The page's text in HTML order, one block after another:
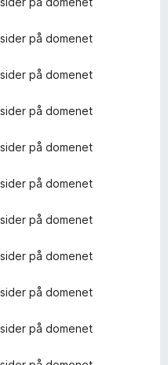
på domenet
på domenet
på domenet
på domenet
på domenet
på domenet
på domenet
på domenet
på domenet